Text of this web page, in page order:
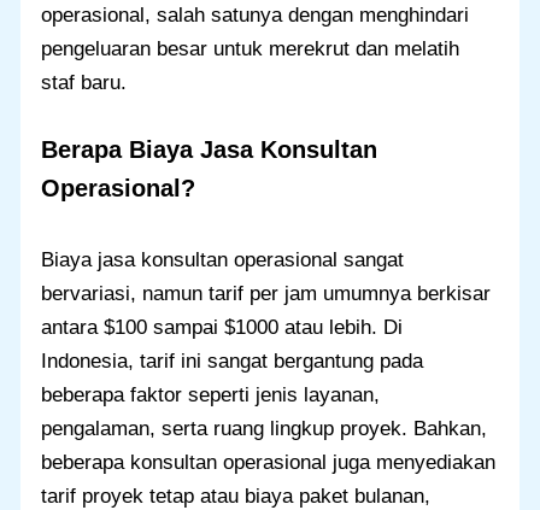
operasional, salah satunya dengan menghindari
pengeluaran besar untuk merekrut dan melatih
staf baru.
Berapa Biaya Jasa Konsultan
Operasional?
Biaya jasa konsultan operasional sangat
bervariasi, namun tarif per jam umumnya berkisar
antara $100 sampai $1000 atau lebih. Di
Indonesia, tarif ini sangat bergantung pada
beberapa faktor seperti jenis layanan,
pengalaman, serta ruang lingkup proyek. Bahkan,
beberapa konsultan operasional juga menyediakan
tarif proyek tetap atau biaya paket bulanan,